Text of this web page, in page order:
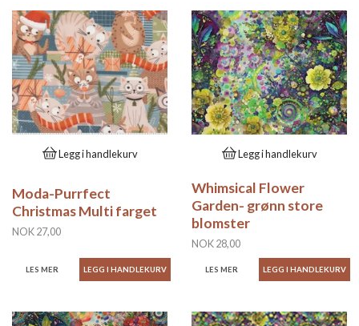
Legg i handlekurv
Moda-Purrfect
Christmas Multi farget
NOK 27,00
LES MER
Legg i handlekurv
Whimsical Flower
Garden- grønn store
blomster
NOK 28,00
LES MER